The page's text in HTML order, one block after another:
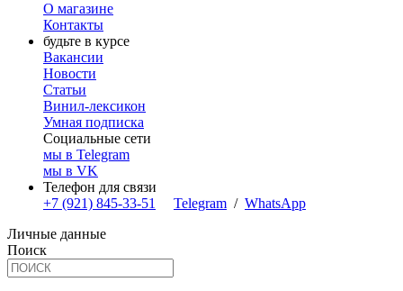
О магазине
Контакты
будьте в курсе
Вакансии
Новости
Статьи
Винил-лексикон
Умная подписка
Социальные сети
мы в Telegram
мы в VK
Телефон для связи
+7 (921) 845-33-51
Telegram / WhatsApp
Личные данные
Поиск